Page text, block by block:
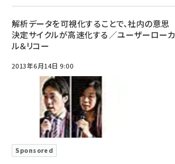
解析データを可視化することで、社内の意思
決定サイクルが高速化する／ユーザーローカ
ル＆リコー
2013年6月14日 9:00
Sponsored